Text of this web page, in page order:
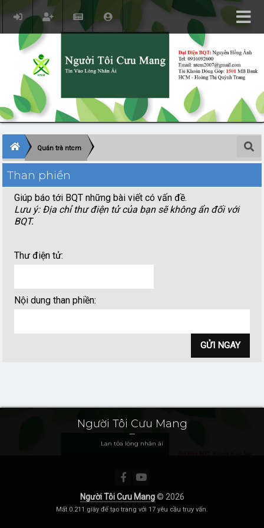
Quán trà ntcm
Than phiền
Giúp báo tới BQT những bài viết có vấn đề.
Lưu ý: Địa chỉ thư điện tử của bạn sẽ không ẩn đối với
BQT.
Thư điện tử:
Nội dung than phiền:
Người Tôi Cưu Mang
Lan tỏa lòng nhân ái
Người Tôi Cưu Mang© 2026
Mất 0.211 giây để tạo trang với 17 yêu cầu truy vấn.